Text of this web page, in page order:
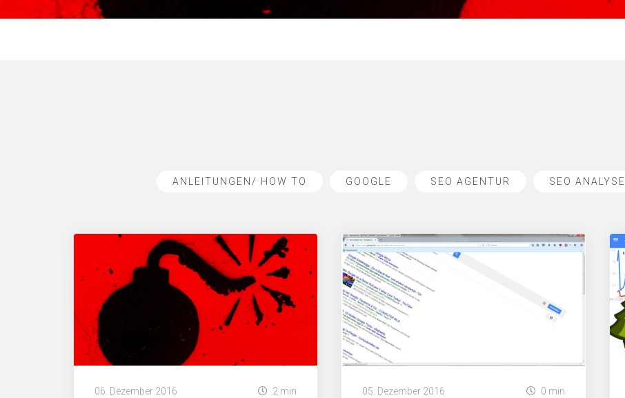
ANLEITUNGEN/ HOW TO GOOGLE SEO AGENTUR SEO ANALYSE
06. Dezember 2016 2 min 05. Dezember 2016 0 min